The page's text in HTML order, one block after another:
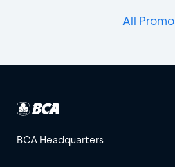
All Promo
BCA Headquarters